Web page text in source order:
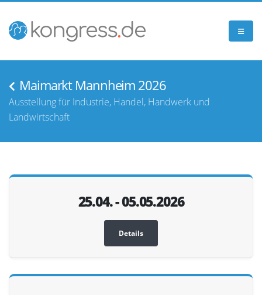
Maimarkt Mannheim 2026
Ausstellung für Industrie, Handel, Handwerk und
Landwirtschaft
25.04. - 05.05.2026
Details